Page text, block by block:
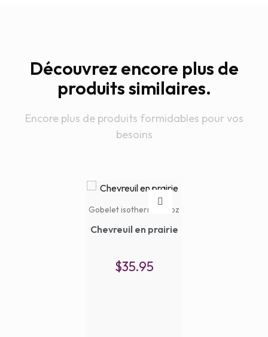
Découvrez encore plus de
produits similaires.
Encore plus de produits formidables pour vos
besoins
Gobelet isotherme 20oz
Chevreuil en prairie
$35.95